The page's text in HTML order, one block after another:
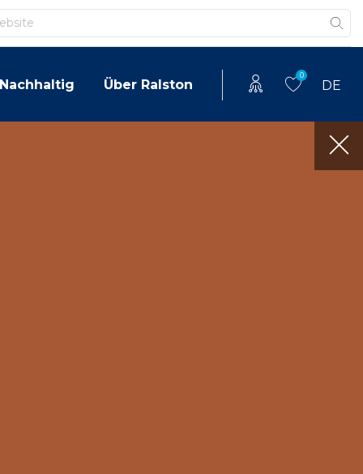
Nachhaltig Über Ralston
0
DE